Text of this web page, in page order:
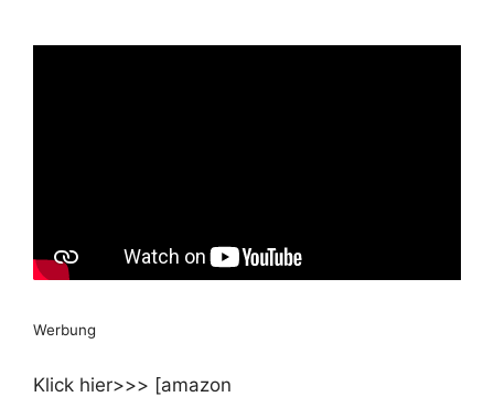
Werbung
Klick hier>>> [amazon